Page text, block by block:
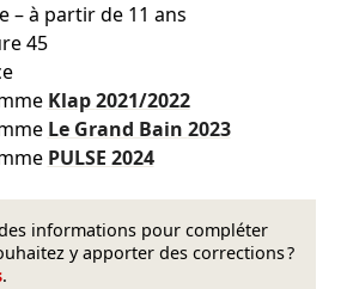
– à partir de 11 ans
45
Klap2021/2022
Le Grand Bain 2023
PULSE 2024
informations pour compléter
y apporter des corrections ?
.